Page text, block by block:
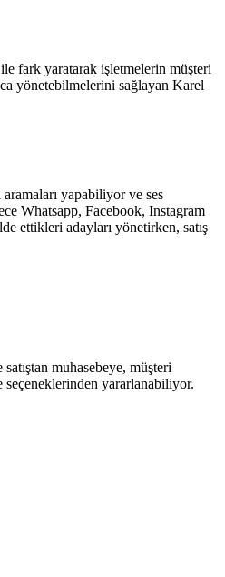
fark yaratarak işletmelerin müşteri
yönetebilmelerini sağlayan Karel
yapabiliyor ve ses
Whatsapp, Facebook, Instagram
ettikleri adayları yönetirken, satış
muhasebeye, müşteri
yararlanabiliyor.